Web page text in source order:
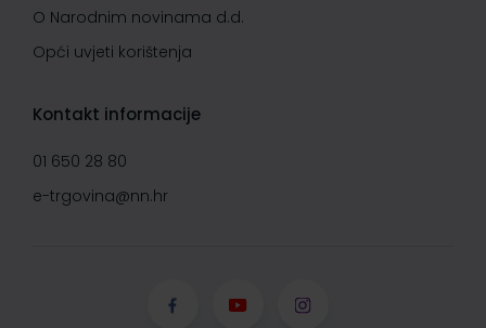
O Narodnim novinama d.d.
Opći uvjeti korištenja
Kontakt informacije
01 650 28 80
e-trgovina@nn.hr